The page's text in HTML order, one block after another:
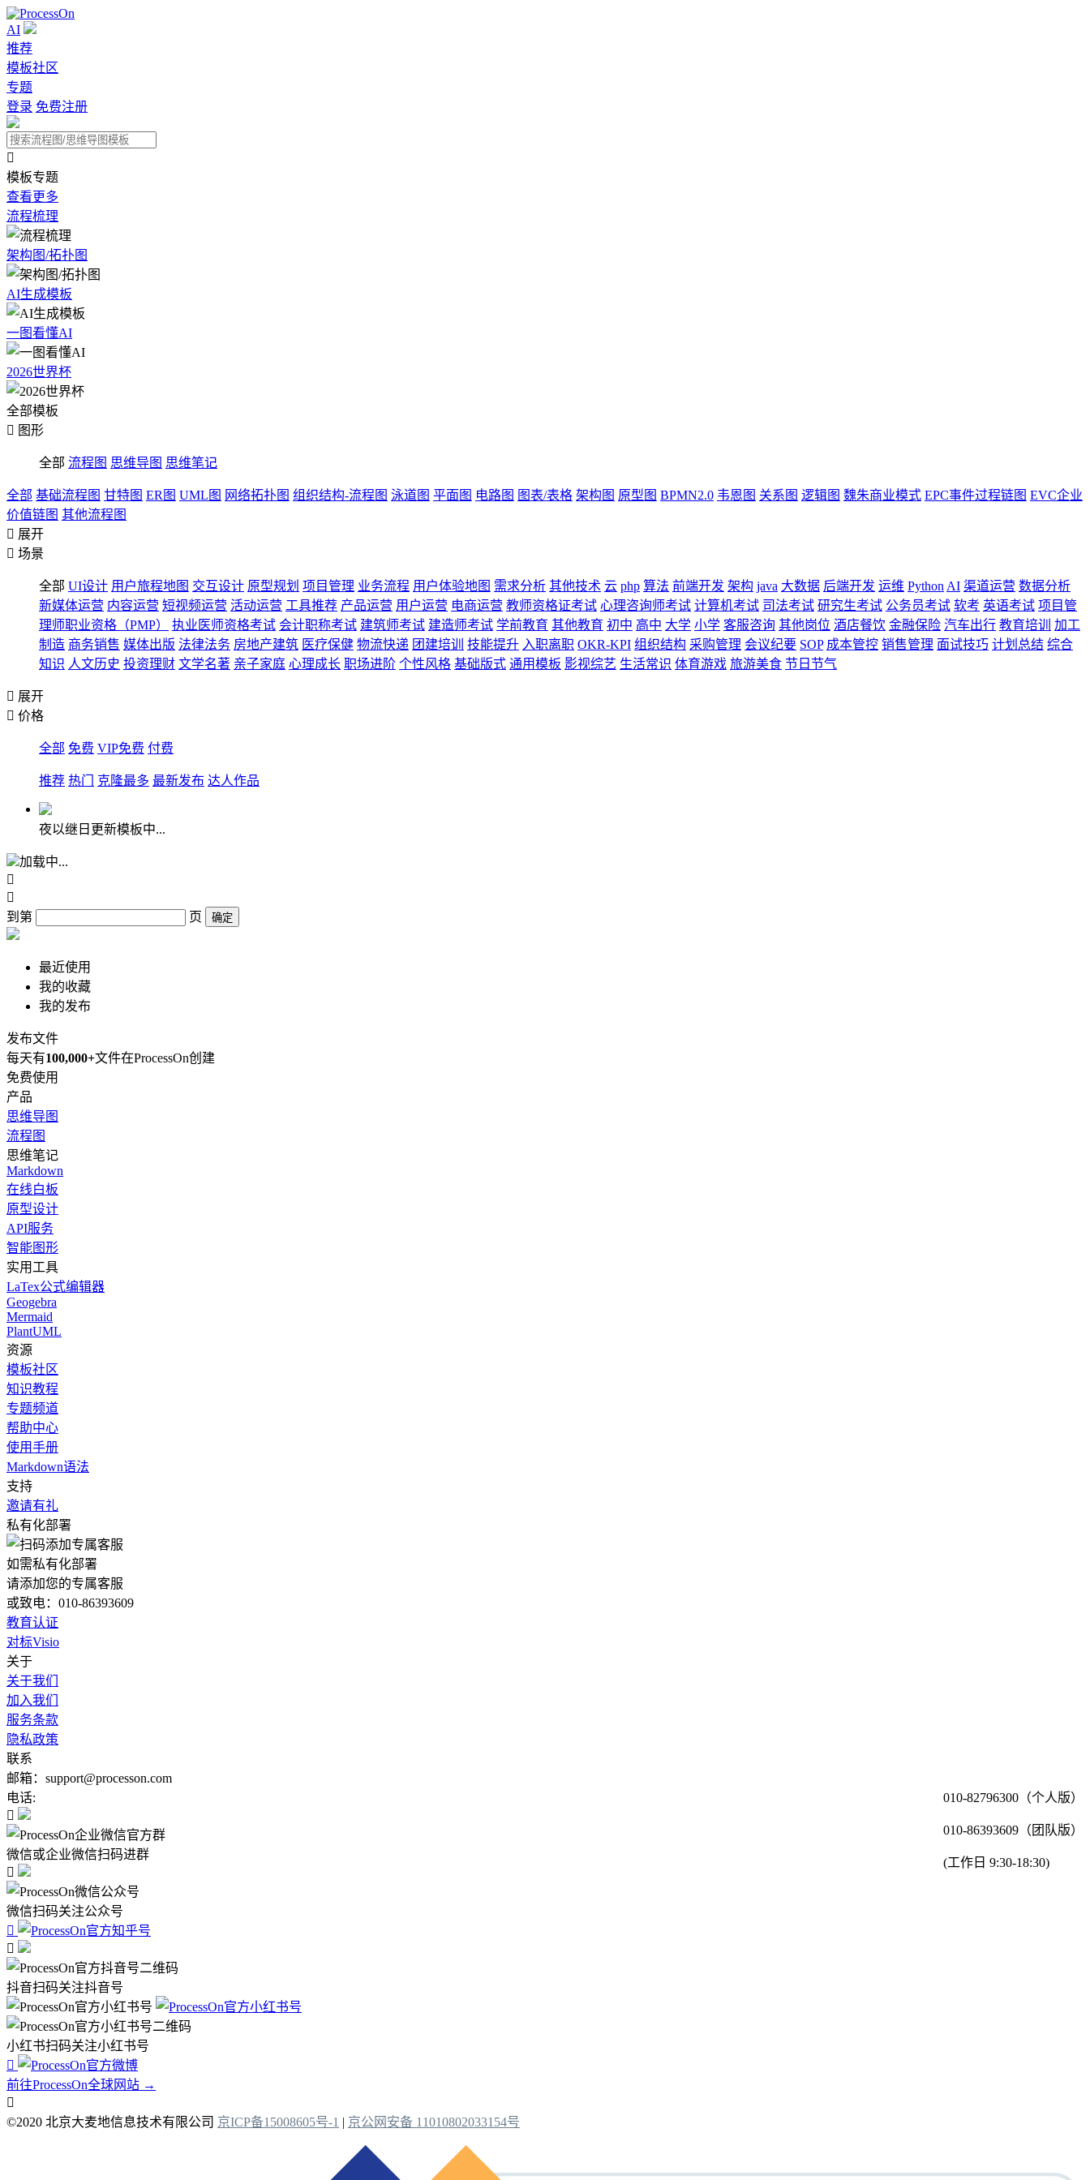
AI
推荐
模板社区
专题
登录 免费注册

模板专题
查看更多
流程梳理
架构图/拓扑图
AI生成模板
一图看懂AI
2026世界杯
全部模板
 图形
全部 流程图 思维导图 思维笔记
全部 基础流程图 甘特图 ER图 UML图 网络拓扑图 组织结构-流程图 泳道图 平面图 电路图 图表/表格 架构图 原型图 BPMN2.0 韦恩图 关系图 逻辑图 魏朱商业模式 EPC事件过程链图 EVC企业
价值链图 其他流程图
 展开
 场景
全部 UI设计 用户旅程地图 交互设计 原型规划 项目管理 业务流程 用户体验地图 需求分析 其他技术 云 php 算法 前端开发 架构 java 大数据 后端开发 运维 Python AI 渠道运营 数据分析
新媒体运营 内容运营 短视频运营 活动运营 工具推荐 产品运营 用户运营 电商运营 教师资格证考试 心理咨询师考试 计算机考试 司法考试 研究生考试 公务员考试 软考 英语考试 项目管
理师职业资格（PMP）
执业医师资格考试 会计职称考试 建筑师考试 建造师考试 学前教育 其他教育 初中 高中 大学 小学 客服咨询 其他岗位 酒店餐饮 金融保险 汽车出行 教育培训
加工
制造 商务销售 媒体出版 法律法务 房地产建筑 医疗保健 物流快递 团建培训 技能提升 入职离职 OKR-KPI 组织结构 采购管理 会议纪要 SOP 成本管控 销售管理 面试技巧 计划总结 综合
知识 人文历史 投资理财 文学名著 亲子家庭 心理成长 职场进阶 个性风格 基础版式 通用模板 影视综艺 生活常识 体育游戏 旅游美食 节日节气
 展开
 价格
全部 免费 VIP免费 付费
推荐 热门 克隆最多 最新发布 达人作品
夜以继日更新模板中...
加载中...


到第
页 确定
最近使用
我的收藏
我的发布
发布文件
每天有100,000+文件在ProcessOn创建
免费使用
产品
思维导图
流程图
思维笔记
Markdown
在线白板
原型设计
API服务
智能图形
实用工具
LaTex公式编辑器
Geogebra
Mermaid
PlantUML
资源
模板社区
知识教程
专题频道
帮助中心
使用手册
Markdown语法
支持
邀请有礼
私有化部署
如需私有化部署
请添加您的专属客服
或致电：010-86393609
教育认证
对标Visio
关于
关于我们
加入我们
服务条款
隐私政策
联系
邮箱：support@processon.com
电话:
010-82796300（个人版）
010-86393609（团队版）
(工作日 9:30-18:30)

微信或企业微信扫码进群

微信扫码关注公众号


抖音扫码关注抖音号
小红书扫码关注小红书号

前往ProcessOn全球网站 →

©2020 北京大麦地信息技术有限公司 京ICP备15008605号-1 | 京公网安备 11010802033154号